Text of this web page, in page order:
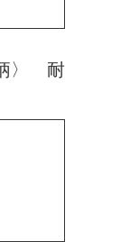
〉 耐